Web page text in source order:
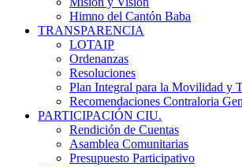
Himno del Cantón Baba
TRANSPARENCIA
LOTAIP
Ordenanzas
Resoluciones
Plan Integral para la Movilidad y
Recomendaciones Contraloria
PARTICIPACIÓN CIU.
Rendición de Cuentas
Asamblea Comunitarias
Presupuesto Participativo